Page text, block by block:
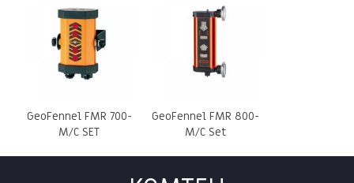
GeoFennel FMR 700-
M/C SET
GeoFennel FMR 800-
M/C Set